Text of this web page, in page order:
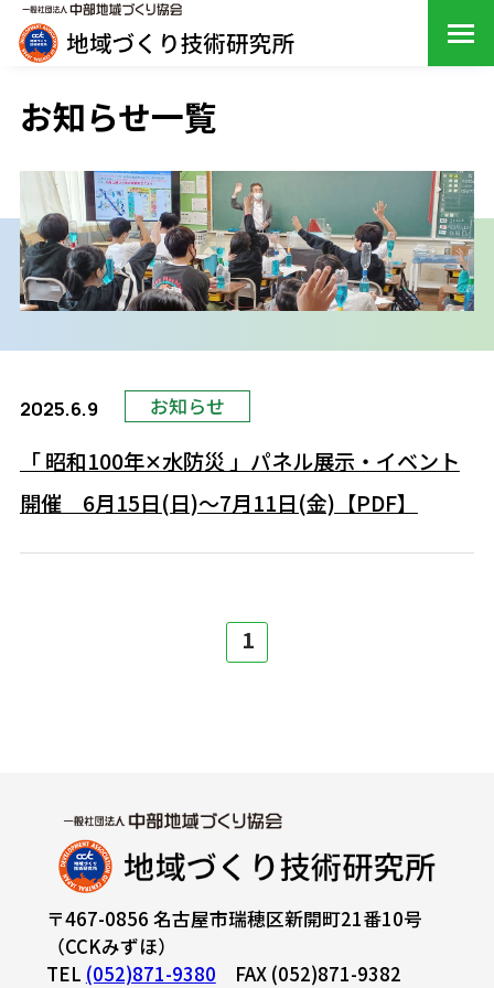
お知らせ一覧
2025.6.9 お知らせ
「 昭和100年✕水防災 」パネル展示・イベント
開催 6月15日(日)～7月11日(金)【PDF】
1
〒467-0856 名古屋市瑞穂区新開町21番10号
（CCKみずほ）
TEL (052)871-9380 FAX (052)871-9382